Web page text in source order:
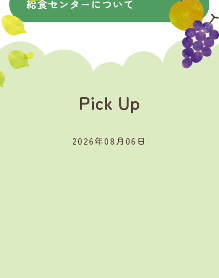
Pick Up
2026年08月06日